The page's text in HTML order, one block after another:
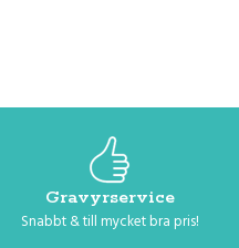
Gravyrservice
Snabbt & till mycket bra pris!